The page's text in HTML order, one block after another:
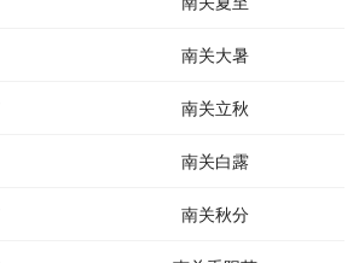
南关大暑
南关立秋
南关白露
南关秋分